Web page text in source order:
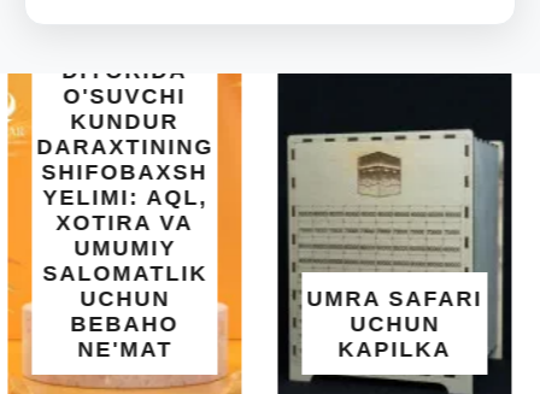
UMRA SAFARI
UCHUN
KAPILKA
INTEX EASY
SET BASSEYN
| 183X51 SM |
OSON
O'RNATILUVCHI
YOZGI
SALQINLIK VA
MAROQ